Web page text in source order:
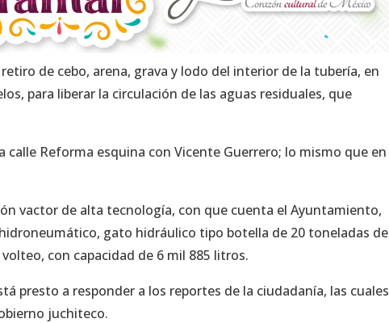
de cebo, arena, grava y lodo del interior de la tubería, en
para liberar la circulación de las aguas residuales, que
calle Reforma esquina con Vicente Guerrero; lo mismo que en
vactor de alta tecnología, con que cuenta el Ayuntamiento,
gato hidráulico tipo botella de 20 toneladas de
con capacidad de 6 mil 885 litros.
presto a responder a los reportes de la ciudadanía, las cuales
juchiteco.